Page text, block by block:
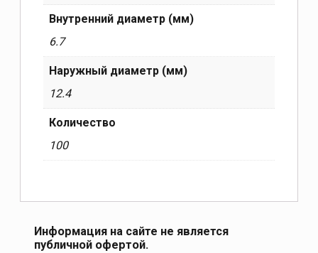
Внутренний диаметр (мм)
6.7
Наружный диаметр (мм)
12.4
Количество
100
Информация на сайте не является
публичной офертой.